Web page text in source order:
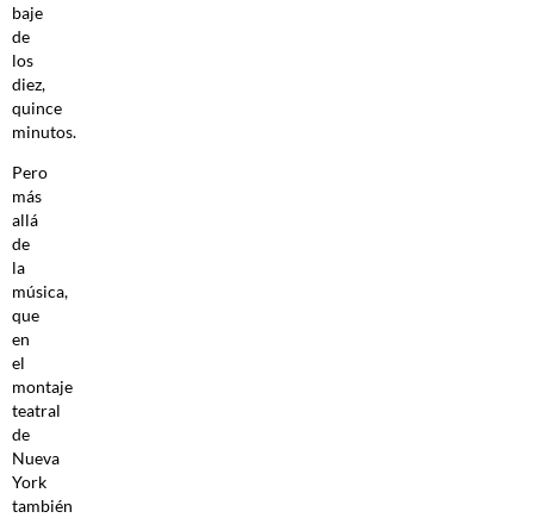
baje
de
los
diez,
quince
minutos.
Pero
más
allá
de
la
música,
que
en
el
montaje
teatral
de
Nueva
York
también